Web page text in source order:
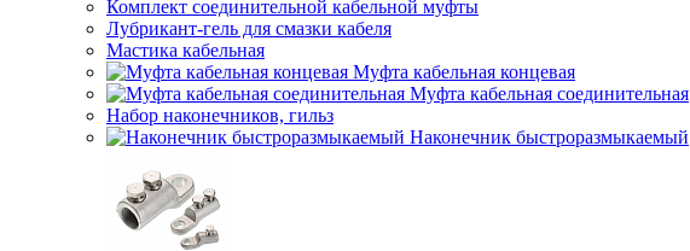
Комплект соединительной кабельной муфты
Лубрикант-гель для смазки кабеля
Мастика кабельная
Муфта кабельная концевая
Муфта кабельная соединительная
Набор наконечников, гильз
Наконечник быстроразмыкаемый